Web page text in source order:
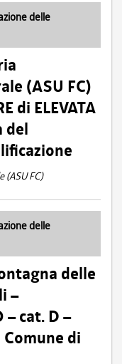
delle
(ASU FC)
di ELEVATA
del
(ASU FC)
delle
delle
–
– cat. D –
Comune di